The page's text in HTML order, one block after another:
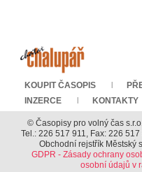
KOUPIT ČASOPIS
INZERCE
KONTAKTY
© Časopisy pro volný čas
Tel.: 226 517 911, Fax: 226
Obchodní rejstřík Městský
GDPR - Zásady ochrany
osobní údajů v